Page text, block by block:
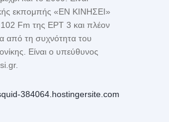
εκπομπής «ΕΝ ΚΙΝΗΣΕΙ»
Fm της ΕΡΤ 3 και πλέον
από τη συχνότητα του
Είναι ο υπεύθυνος
384064.hostingersite.com